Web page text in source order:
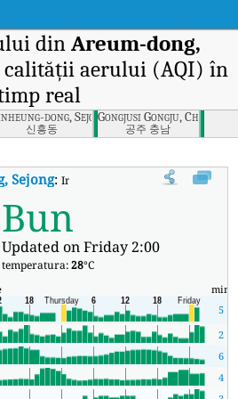
din Areum-dong,
calității aerului (AQI) în
real
dong, Sejong
신흥동
Gongjusi Gongju,
공주 충남
Sejong:Indicele calității aerului (AQI) în
Bun
Updated on Friday 2:00
temperatura:28°C
min
5
2
6
4